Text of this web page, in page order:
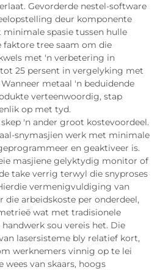
Gevorderde nestel-software
deur komponente
spasie tussen hulle
faktore tree saam om die
met 'n verbetering in
25 persent in vergelyking met
metaal 'n beduidende
verteenwoordig, stap
op met tyd.
'n ander groot kostevoordeel.
snymasjien werk met minimale
en geaktiveer is.
masjiene gelyktydig monitor of
take verrig terwyl die snyproses
vermenigvuldiging van
arbeidskoste per onderdeel,
wat met tradisionele
sou vereis het. Die
lasersisteme bly relatief kort,
werknemers vinnig op te lei
wees van skaars, hoogs